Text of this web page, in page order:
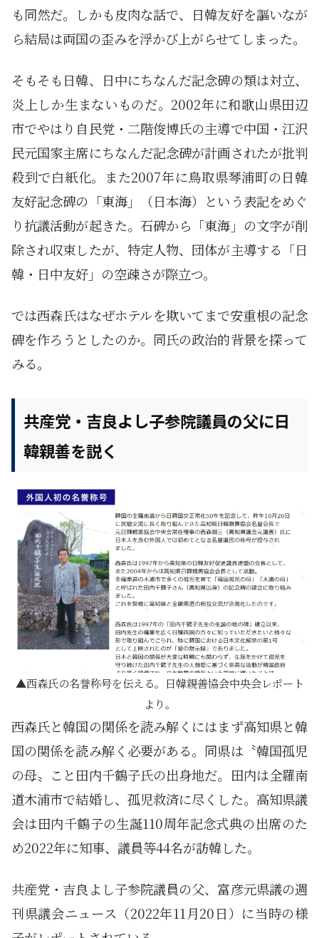
も同然だ。しかも皮肉な話で、日韓友好を謳いなが
ら結局は両国の歪みを浮かび上がらせてしまった。
そもそも日韓、日中にちなんだ記念碑の類は対立、
炎上しか生まないものだ。2002年に和歌山県田辺
市でやはり自民党・二階俊博氏の主導で中国・江沢
民元国家主席にちなんだ記念碑が計画されたが批判
殺到で白紙化。また2007年に鳥取県琴浦町の日韓
友好記念碑の「東海」（日本海）という表記をめぐ
り抗議活動が起きた。石碑から「東海」の文字が削
除され収束したが、特定人物、団体が主導する「日
韓・日中友好」の空疎さが際立つ。
では西森氏はなぜホテルを欺いてまで安重根の記念
碑を作ろうとしたのか。同氏の政治的背景を探って
みる。
共産党・吉良よし子参院議員の父に日
韓親善を説く
西森氏の名誉称号を伝える。日韓親善協会中央会レポート
より。
西森氏と韓国の関係を読み解くにはまず高知県と韓
国の関係を読み解く必要がある。同県は〝韓国孤児
の母〟こと田内千鶴子氏の出身地だ。田内は全羅南
道木浦市で結婚し、孤児救済に尽くした。高知県議
会は田内千鶴子の生誕110周年記念式典の出席のた
め2022年に知事、議員等44名が訪韓した。
共産党・吉良よし子参院議員の父、富彦元県議の週
刊県議会ニュース（2022年11月20日）に当時の様